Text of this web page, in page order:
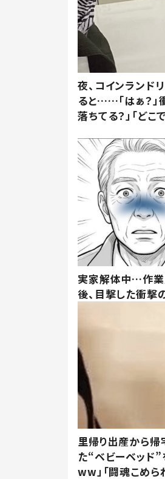
夜、コインランド
ると……「はぁ？」
落ちてる？」「どこ
実家解体中…作業
後、目撃した衝撃
里帰り出産から
た“ベビーベッド
ww」「闘魂こめ